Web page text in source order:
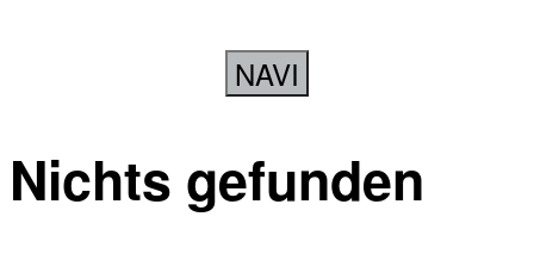
NAVI
Nichts gefunden